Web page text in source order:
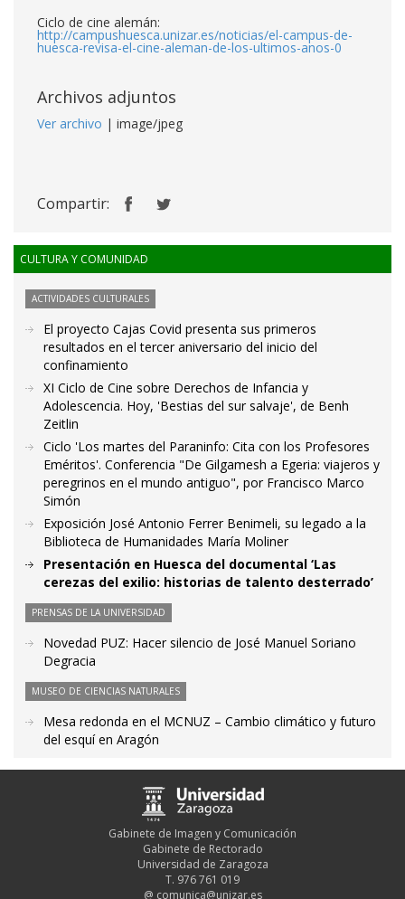
Ciclo de cine alemán:
http://campushuesca.unizar.es/noticias/el-campus-de-
huesca-revisa-el-cine-aleman-de-los-ultimos-anos-0
Archivos adjuntos
Ver archivo | image/jpeg
Compartir:
CULTURA Y COMUNIDAD
ACTIVIDADES CULTURALES
El proyecto Cajas Covid presenta sus primeros
resultados en el tercer aniversario del inicio del
confinamiento
XI Ciclo de Cine sobre Derechos de Infancia y
Adolescencia. Hoy, 'Bestias del sur salvaje', de Benh
Zeitlin
Ciclo 'Los martes del Paraninfo: Cita con los Profesores
Eméritos'. Conferencia "De Gilgamesh a Egeria: viajeros y
peregrinos en el mundo antiguo", por Francisco Marco
Simón
Exposición José Antonio Ferrer Benimeli, su legado a la
Biblioteca de Humanidades María Moliner
Presentación en Huesca del documental ‘Las
cerezas del exilio: historias de talento desterrado’
PRENSAS DE LA UNIVERSIDAD
Novedad PUZ: Hacer silencio de José Manuel Soriano
Degracia
MUSEO DE CIENCIAS NATURALES
Mesa redonda en el MCNUZ – Cambio climático y futuro
del esquí en Aragón
Gabinete de Imagen y Comunicación
Gabinete de Rectorado
Universidad de Zaragoza
T. 976 761 019
@ comunica@unizar.es